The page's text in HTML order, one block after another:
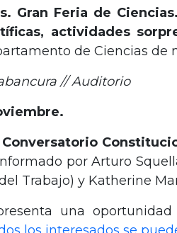
Gran Feria de
actividades
de Ciencias de
// Auditorio
Conversatorio
por Arturo
Trabajo) y Katherine
una